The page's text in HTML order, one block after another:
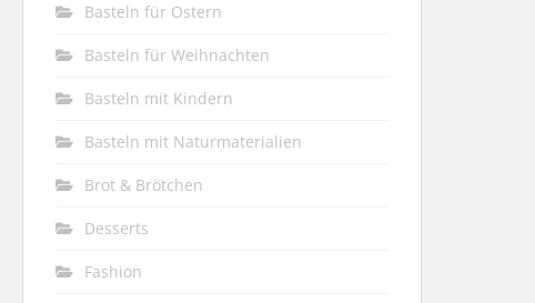
Basteln für Ostern
Basteln für Weihnachten
Basteln mit Kindern
Basteln mit Naturmaterialien
Brot & Brötchen
Desserts
Fashion